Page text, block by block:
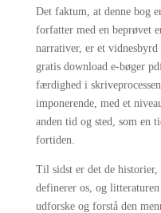
Det faktum, at denne bog
forfatter med en beprøvet
narrativer, er et
gratis download e-bøger
færdighed i
imponerende, med et
anden tid og sted, som en
fortiden.
Til sidst er det de
definerer os, og
udforske og forstå den